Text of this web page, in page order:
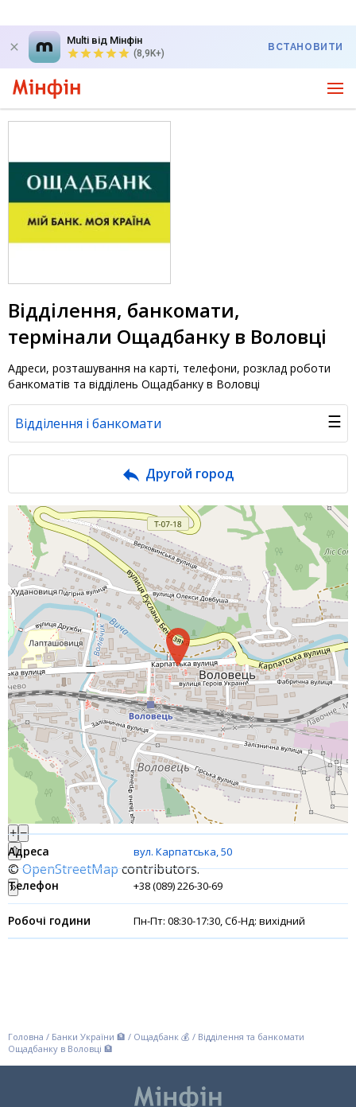
Multi від Мінфін
(8,9K+)
ВСТАНОВИТИ
Відділення, банкомати,
термінали Ощадбанку в Воловці
Адреси, розташування на карті, телефони, розклад роботи
банкоматів та відділень Ощадбанку в Воловці
Відділення і банкомати
Відгуки
Депозити юр. осіб
Кредити для бізнеса
Інтернет-банкінг
Банки-партнери
Акції
Рахунки для бізнесу
Фінансові результати
☰
Другой город
+ −
⇧
©OpenStreetMapcontributors.
»
вул. Карпатська, 50
+38 (089) 226-30-69
Пн-Пт: 08:30-17:30, Сб-Нд: вихідний
Головна / Банки України 🏦 / Ощадбанк 💰 / Відділення та банкомати
Ощадбанку в Воловці 🏦